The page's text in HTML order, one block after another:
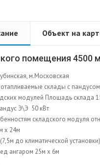
Объект на
помещения 4500
м.Московская
склады с пандусом
модулей Площадь склада
Э\Э 50 кВт
складского модуля
х 24м
до климатической установки)
ангаром 25м х 6м